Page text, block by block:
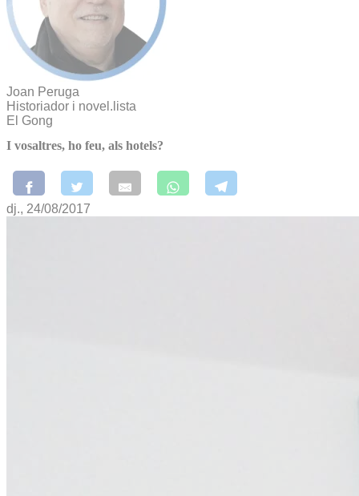
Joan Peruga
Historiador i novel.lista
El Gong
I vosaltres, ho feu, als hotels?
dj., 24/08/2017